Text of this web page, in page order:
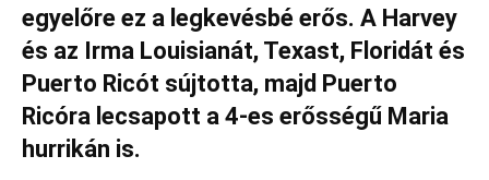
egyelőre ez a legkevésbé erős. A Harvey
és az Irma Louisianát, Texast, Floridát és
Puerto Ricót sújtotta, majd Puerto
Ricóra lecsapott a 4-es erősségű Maria
hurrikán is.